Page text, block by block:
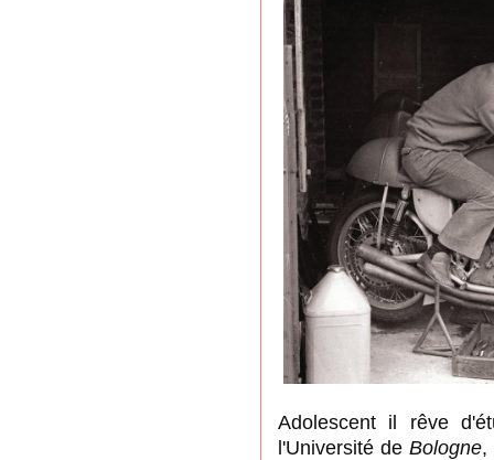
Adolescent il rêve
l'Université de Bologne,